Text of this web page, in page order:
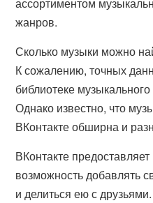
жанров.
Сколько музыки можно
К сожалению, точных
библиотеке
Однако известно, что
ВКонтакте обширна и
ВКонтакте
возможность добавлять
и делиться ею с